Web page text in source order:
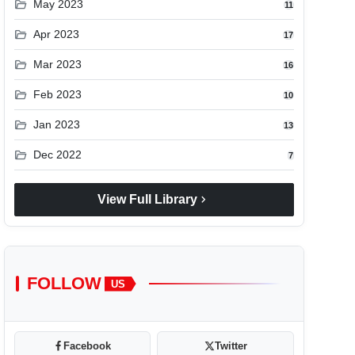
folder_open May 2023 11
folder_open Apr 2023 17
folder_open Mar 2023 16
folder_open Feb 2023 10
folder_open Jan 2023 13
folder_open Dec 2022 7
View Full Library chevron_right
FOLLOW US
Facebook Twitter